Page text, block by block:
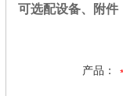
可选配设备、附
产品：